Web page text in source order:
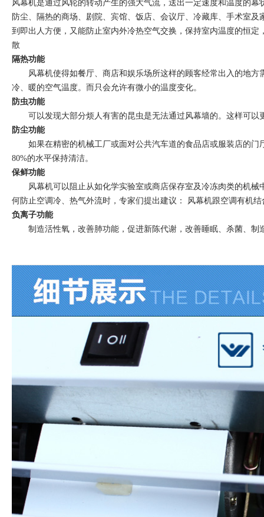
风幕机是通过风轮的转动产生的强大气流，送出一定速度和温度的
防尘、隔热的商场、剧院、宾馆、饭店、会议厅、冷藏库、手术室
到即出人方便，又能防止室内外冷热空气交换，保持室内温度的恒
散
隔热功能
风幕机使得如餐厅、商店和娱乐场所这样的顾客经常出入的地方
冷、暖的空气温度。而只会允许有微小的温度变化。
防虫功能
可以发现大部分烦人有害的昆虫是无法通过风幕墙的。这样可以
防尘功能
如果在精密的机械工厂或面对公共汽车道的食品店或服装店的门
80%的水平保持清洁。
保鲜功能
风幕机可以阻止从如化学实验室或商店保存室及冷冻肉类的机械
何防止空调冷、热气外流时，专家们提出建议： 风幕机跟空调有机
负离子功能
制造活性氧，改善肺功能，促进新陈代谢，改善睡眠、杀菌、制